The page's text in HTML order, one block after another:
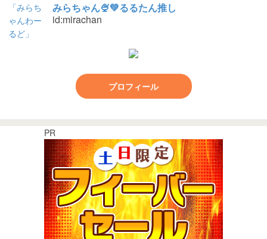
みらちゃん🍨💚るるたん推し
id:mirachan
プロフィール
PR